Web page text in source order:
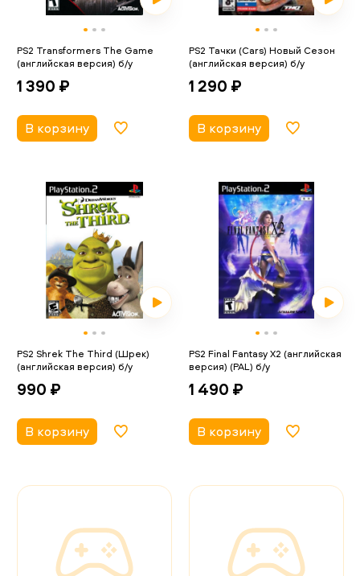
PS2 Transformers The Game
(английская версия) б/у
1 390 ₽
В корзину
PS2 Тачки (Cars) Новый Сезон
(английская версия) б/у
1 290 ₽
В корзину
PS2 Shrek The Third (Шрек)
(английская версия) б/у
990 ₽
В корзину
PS2 Final Fantasy X2 (английская
версия) (PAL) б/у
1 490 ₽
В корзину